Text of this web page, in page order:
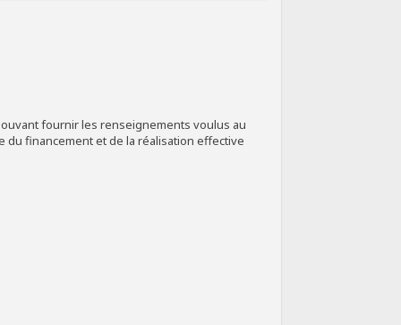
fournir les renseignements voulus au
du financement et de la réalisation effective